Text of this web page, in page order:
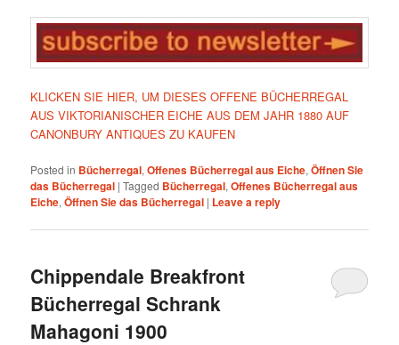
KLICKEN SIE HIER, UM DIESES OFFENE BÜCHERREGAL
AUS VIKTORIANISCHER EICHE AUS DEM JAHR 1880 AUF
CANONBURY ANTIQUES ZU KAUFEN
Posted in Bücherregal,Offenes Bücherregal aus Eiche,Öffnen Sie
das Bücherregal |Tagged Bücherregal,Offenes Bücherregal aus
Eiche,Öffnen Sie das Bücherregal | Leave a reply
Chippendale Breakfront
Bücherregal Schrank
Mahagoni 1900